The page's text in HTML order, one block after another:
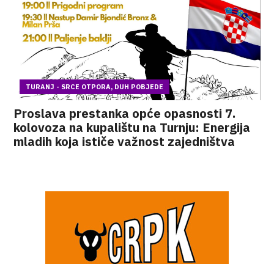
TURANJ - SRCE OTPORA, DUH POBJEDE
Proslava prestanka opće opasnosti 7.
kolovoza na kupalištu na Turnju: Energija
mladih koja ističe važnost zajedništva